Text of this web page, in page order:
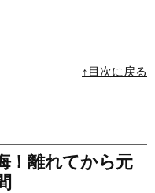
↑目次に戻る
！離れてから元